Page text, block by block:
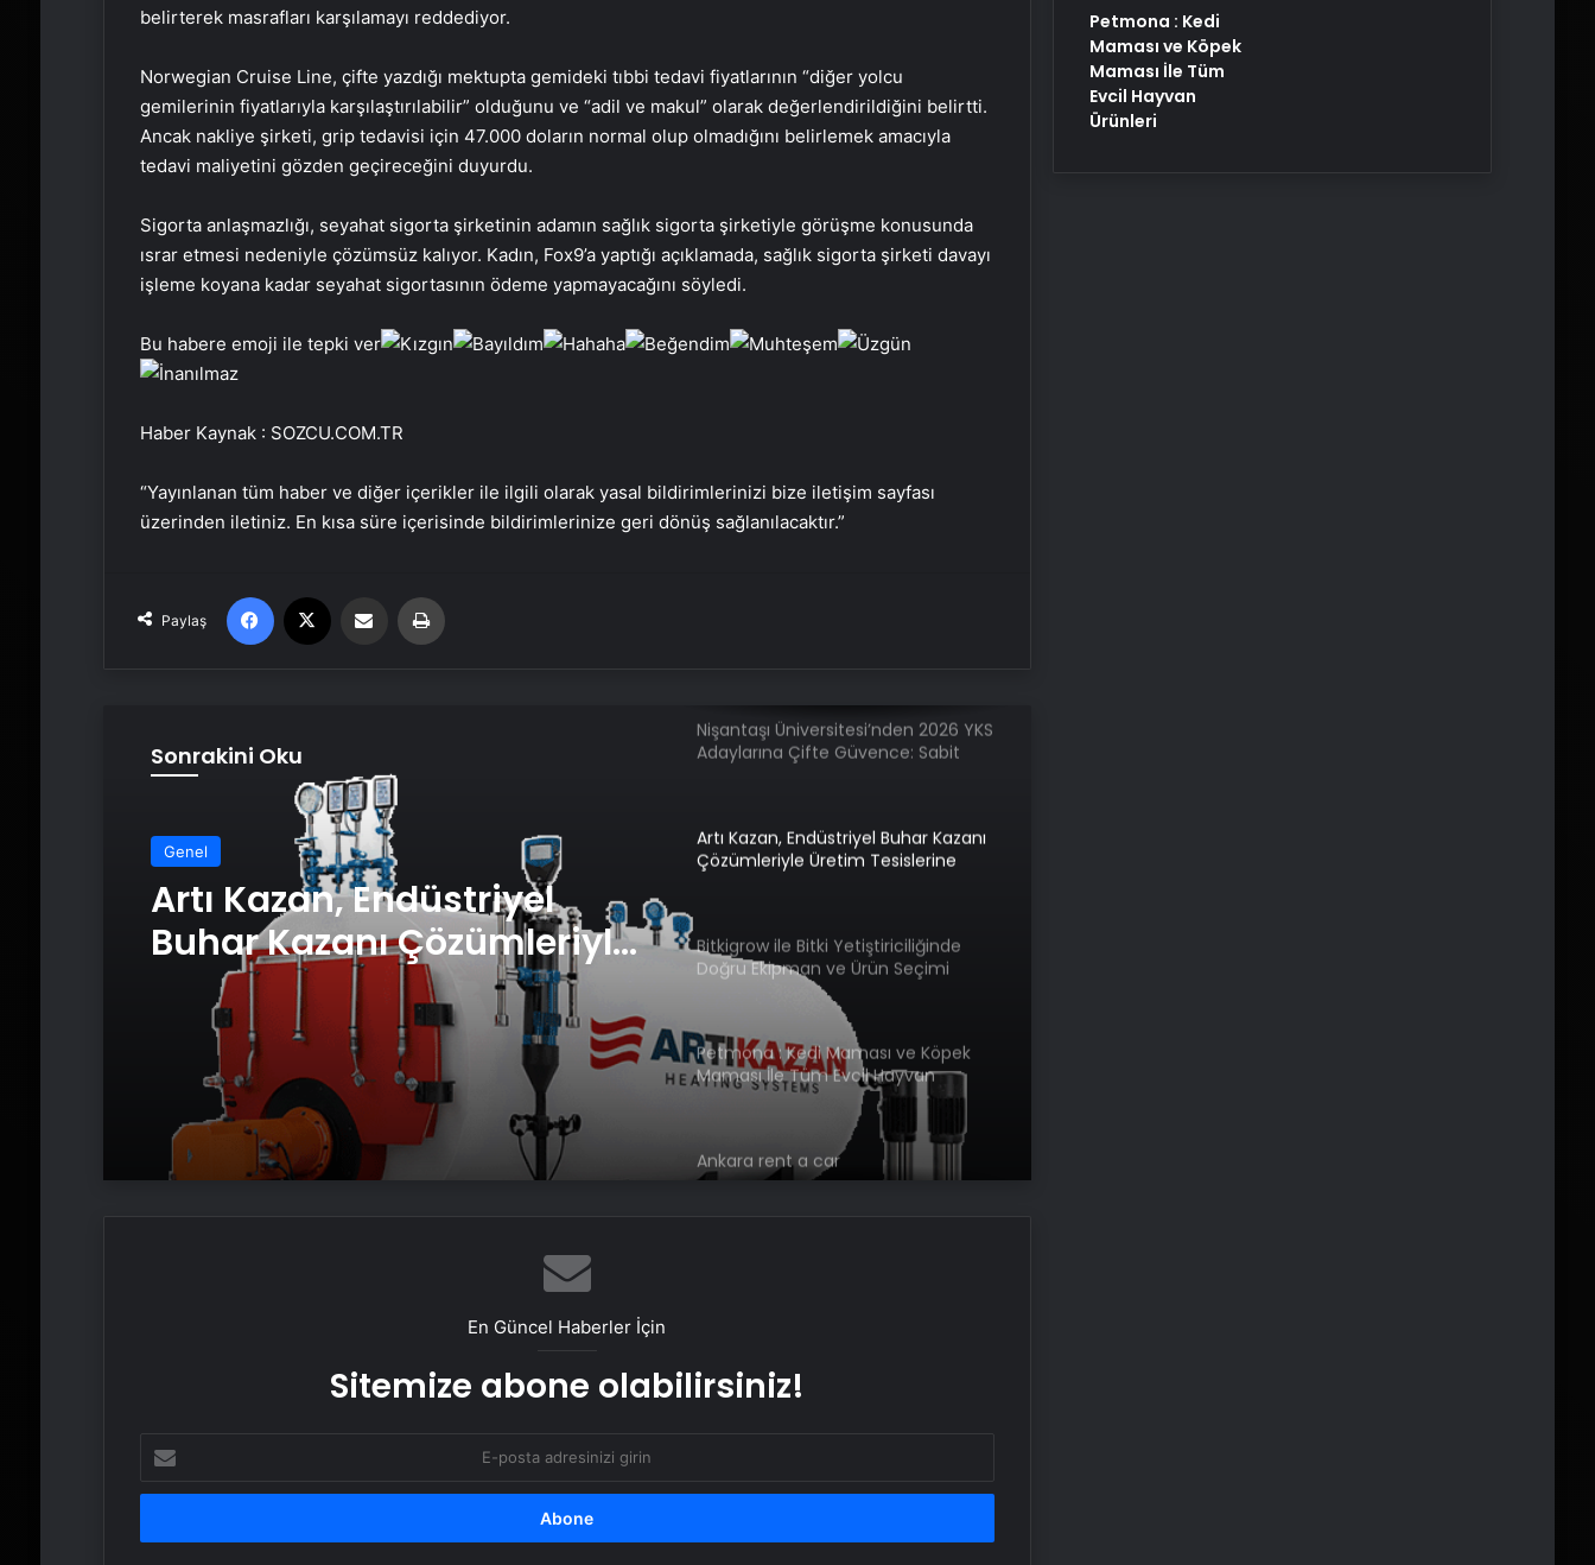
belirterek masrafları karşılamayı reddediyor.
Norwegian Cruise Line, çifte yazdığı mektupta gemideki tıbbi tedavi fiyatlarının “diğer yolcu
gemilerinin fiyatlarıyla karşılaştırılabilir” olduğunu ve “adil ve makul” olarak değerlendirildiğini belirtti.
Ancak nakliye şirketi, grip tedavisi için 47.000 doların normal olup olmadığını belirlemek amacıyla
tedavi maliyetini gözden geçireceğini duyurdu.
Sigorta anlaşmazlığı, seyahat sigorta şirketinin adamın sağlık sigorta şirketiyle görüşme konusunda
ısrar etmesi nedeniyle çözümsüz kalıyor. Kadın, Fox9’a yaptığı açıklamada, sağlık sigorta şirketi davayı
işleme koyana kadar seyahat sigortasının ödeme yapmayacağını söyledi.
Bu habere emoji ile tepki ver
Haber Kaynak : SOZCU.COM.TR
“Yayınlanan tüm haber ve diğer içerikler ile ilgili olarak yasal bildirimlerinizi bize iletişim sayfası
üzerinden iletiniz. En kısa süre içerisinde bildirimlerinize geri dönüş sağlanılacaktır.”
Paylaş
Facebook Email'den paylaş
Sonrakini Oku
Genel
Artı Kazan, Endüstriyel
Buhar Kazanı Çözümleriyle
Üretim Tesislerine Verimli
Sistemler Sunuyor
Porego ile Kargo Süreçlerinizi Daha
Kolay Yönetin
Product Manufacturer in Turkey
Eşya Depolama Rehberi
Nişantaşı Üniversitesi’nden 2026 YKS
Adaylarına Çifte Güvence: Sabit
Artı Kazan, Endüstriyel Buhar Kazanı
Çözümleriyle Üretim Tesislerine
Bitkigrow ile Bitki Yetiştiriciliğinde
Doğru Ekipman ve Ürün Seçimi
Petmona : Kedi Maması ve Köpek
Maması İle Tüm Evcil Hayvan
Ürünleri
Ankara rent a car
Product Manufacturer in Turkey
En Güncel Haberler İçin
Sitemize abone olabilirsiniz!
posta
adresinizi
Petmona : Kedi
Maması ve Köpek
Maması İle Tüm
Evcil Hayvan
Ürünleri